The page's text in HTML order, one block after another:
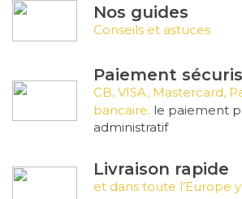
Nos guides
Conseils et astuces
Paiement
CB, VISA, Mastercard,
bancaire. le paiement
administratif
Livraison rapide
et dans toute l’Europe